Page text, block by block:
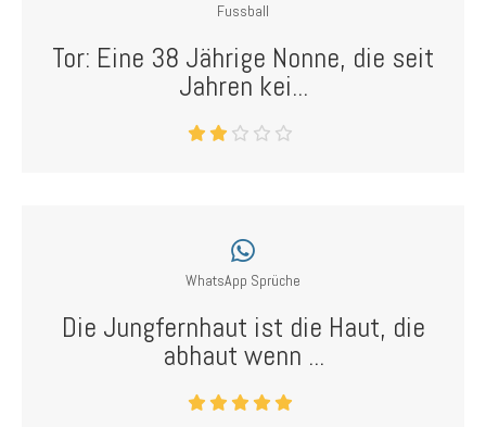
Fussball
Tor: Eine 38 Jährige Nonne, die seit
Jahren kei...
WhatsApp Sprüche
Die Jungfernhaut ist die Haut, die
abhaut wenn ...